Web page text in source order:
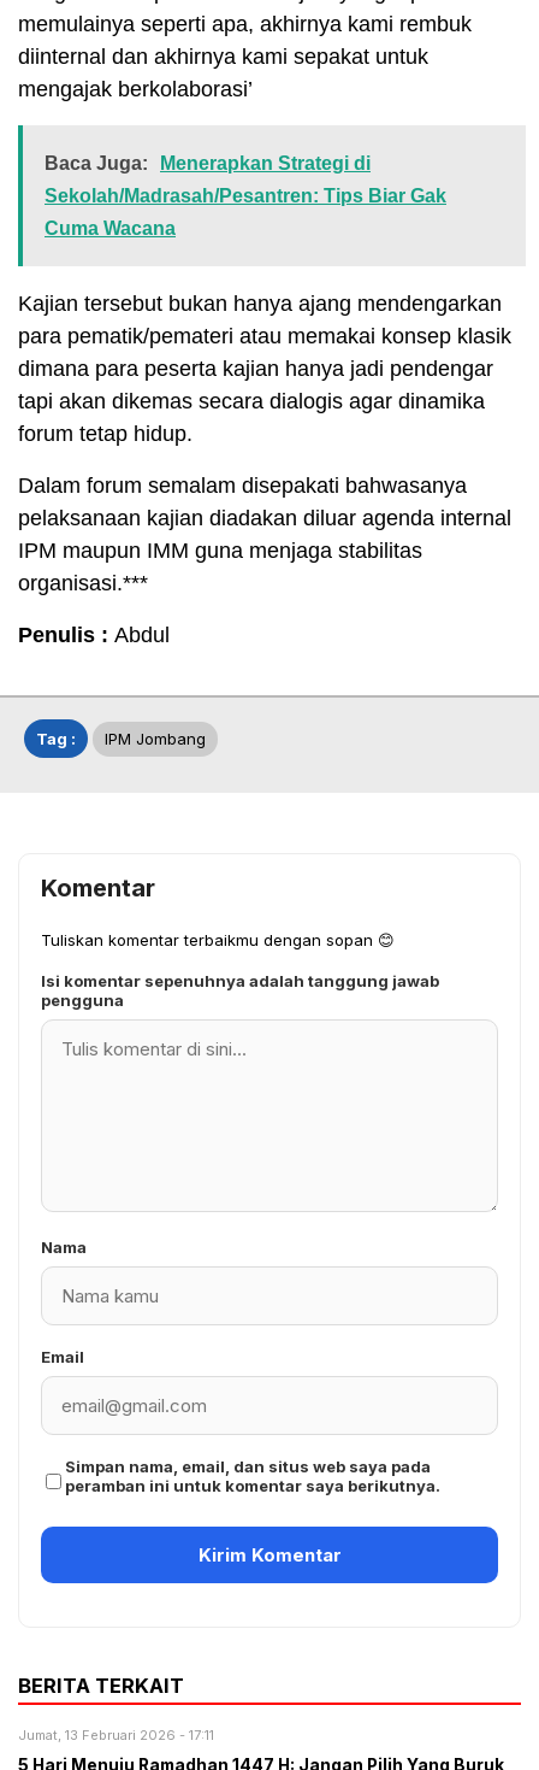
memulainya seperti apa, akhirnya kami rembuk
diinternal dan akhirnya kami sepakat untuk
mengajak berkolaborasi’
Baca Juga:
Menerapkan Strategi di
Sekolah/Madrasah/Pesantren: Tips Biar Gak
Cuma Wacana
Kajian tersebut bukan hanya ajang mendengarkan
para pematik/pemateri atau memakai konsep klasik
dimana para peserta kajian hanya jadi pendengar
tapi akan dikemas secara dialogis agar dinamika
forum tetap hidup.
Dalam forum semalam disepakati bahwasanya
pelaksanaan kajian diadakan diluar agenda internal
IPM maupun IMM guna menjaga stabilitas
organisasi.***
Penulis : Abdul
Tag : IPM Jombang
Komentar
Tuliskan komentar terbaikmu dengan sopan 😊
Isi komentar sepenuhnya adalah tanggung jawab
pengguna
Nama
Email
Simpan nama, email, dan situs web saya pada
peramban ini untuk komentar saya berikutnya.
BERITA TERKAIT
Jumat, 13 Februari 2026 - 17:11
5 Hari Menuju Ramadhan 1447 H: Jangan Pilih Yang Buruk